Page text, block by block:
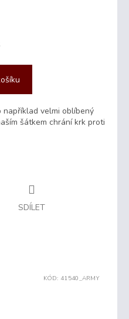
velmi oblíbený
šátkem chrání krk proti
SDÍLET
KÓD: 41540_ARMY